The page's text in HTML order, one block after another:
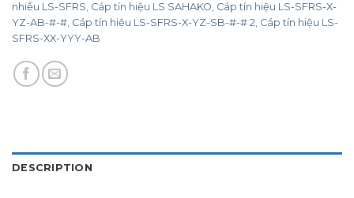
nhiễu LS-SFRS, Cáp tín hiệu LS SAHAKO, Cáp tín hiệu LS-SFRS-X-
YZ-AB-#-#, Cáp tín hiệu LS-SFRS-X-YZ-SB-#-# 2, Cáp tín hiệu LS-
SFRS-XX-YYY-AB
DESCRIPTION